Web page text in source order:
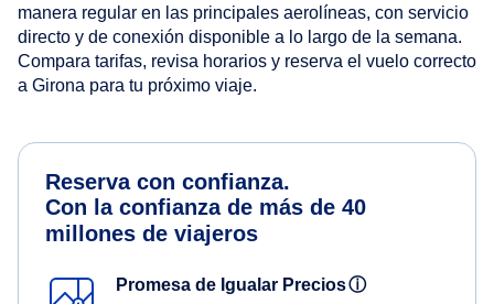
manera regular en las principales aerolíneas, con servicio
directo y de conexión disponible a lo largo de la semana.
Compara tarifas, revisa horarios y reserva el vuelo correcto
a Girona para tu próximo viaje.
Reserva con confianza.
Con la confianza de más de 40
millones de viajeros
Promesa de Igualar Preciosⓘ